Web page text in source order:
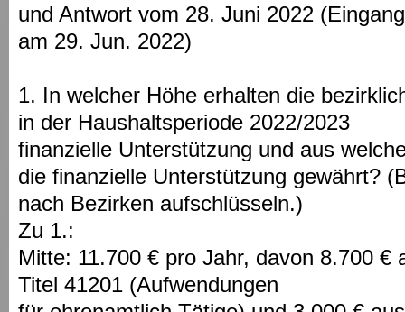
und Antwort vom 28. Juni 2022
am 29. Jun. 2022)
1. In welcher Höhe erhalten die
in der Haushaltsperiode 2022/2023
finanzielle Unterstützung und aus
die finanzielle Unterstützung gewährt?
nach Bezirken aufschlüsseln.)
Zu 1.:
Mitte: 11.700 € pro Jahr, davon 8.700 €
Titel 41201 (Aufwendungen